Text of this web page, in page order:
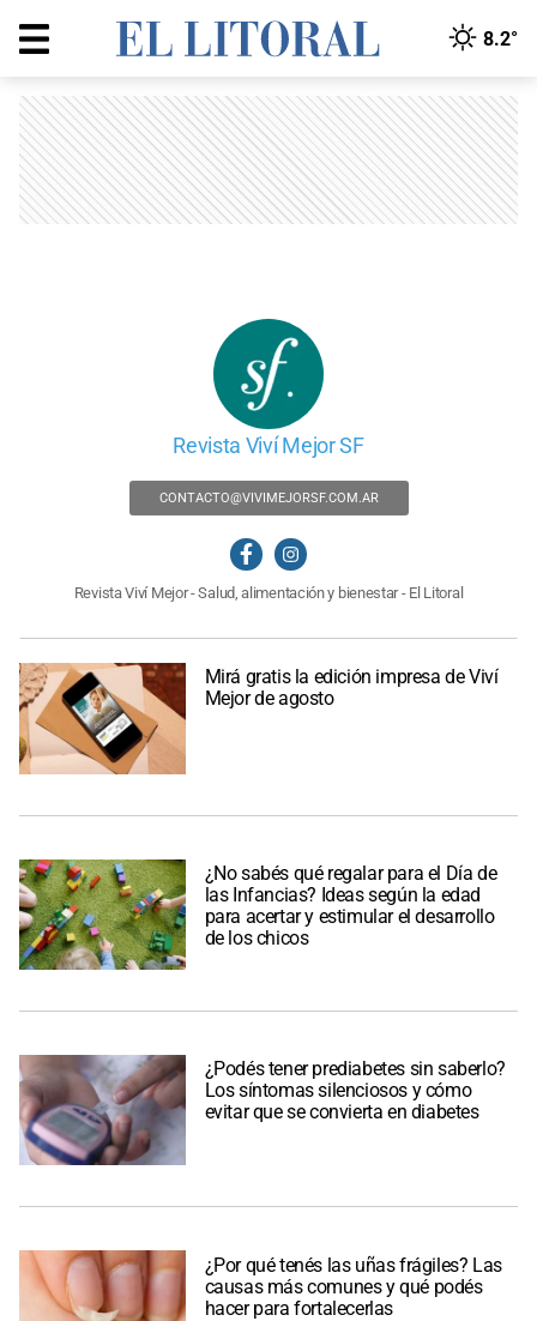
8.2°
Revista Viví Mejor SF
CONTACTO@VIVIMEJORSF.COM.AR
Revista Viví Mejor - Salud, alimentación y bienestar - El Litoral
Mirá gratis la edición impresa de Viví
Mejor de agosto
¿No sabés qué regalar para el Día de
las Infancias? Ideas según la edad
para acertar y estimular el desarrollo
de los chicos
¿Podés tener prediabetes sin saberlo?
Los síntomas silenciosos y cómo
evitar que se convierta en diabetes
¿Por qué tenés las uñas frágiles? Las
causas más comunes y qué podés
hacer para fortalecerlas